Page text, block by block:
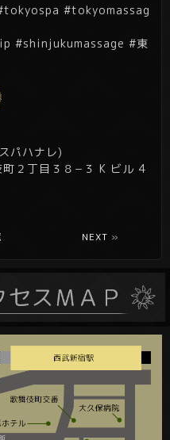
#tokyomassag
#shinjukumassage #東
パハナレ)
２丁目３８−３ K ビル 4
NEXT »